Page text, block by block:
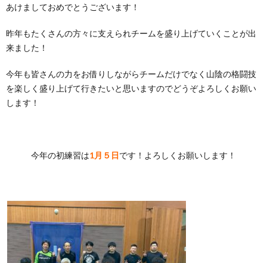
あけましておめでとうございます！
昨年もたくさんの方々に支えられチームを盛り上げていくことが出
来ました！
今年も皆さんの力をお借りしながらチームだけでなく山陰の格闘技
を楽しく盛り上げて行きたいと思いますのでどうぞよろしくお願い
します！
今年の初練習は1月５日です！よろしくお願いします！